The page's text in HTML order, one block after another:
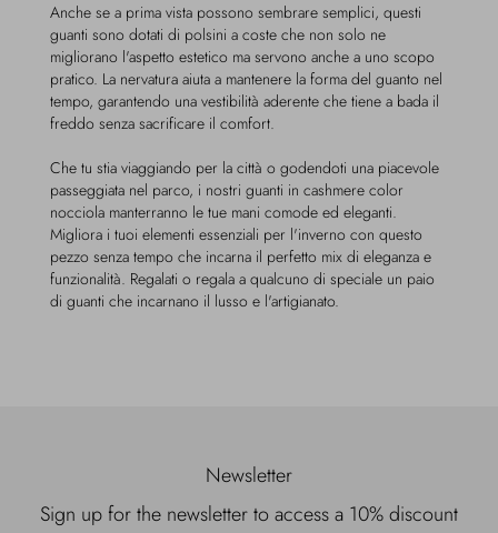
Anche se a prima vista possono sembrare semplici, questi
guanti sono dotati di polsini a coste che non solo ne
migliorano l'aspetto estetico ma servono anche a uno scopo
pratico. La nervatura aiuta a mantenere la forma del guanto nel
tempo, garantendo una vestibilità aderente che tiene a bada il
freddo senza sacrificare il comfort.
Che tu stia viaggiando per la città o godendoti una piacevole
passeggiata nel parco, i nostri guanti in cashmere color
nocciola manterranno le tue mani comode ed eleganti.
Migliora i tuoi elementi essenziali per l'inverno con questo
pezzo senza tempo che incarna il perfetto mix di eleganza e
funzionalità. Regalati o regala a qualcuno di speciale un paio
di guanti che incarnano il lusso e l'artigianato.
Newsletter
Sign up for the newsletter to access a 10% discount